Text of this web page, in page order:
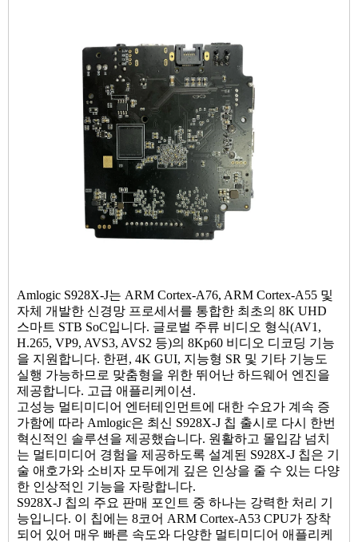
Amlogic S928X-J는 ARM Cortex-A76, ARM Cortex-A55 및
자체 개발한 신경망 프로세서를 통합한 최초의 8K UHD
스마트 STB SoC입니다. 글로벌 주류 비디오 형식(AV1,
H.265, VP9, ​​AVS3, AVS2 등)의 8Kp60 비디오 디코딩 기능
을 지원합니다. 한편, 4K GUI, 지능형 SR 및 기타 기능도
실행 가능하므로 맞춤형을 위한 뛰어난 하드웨어 엔진을
제공합니다. 고급 애플리케이션.
고성능 멀티미디어 엔터테인먼트에 대한 수요가 계속 증
가함에 따라 Amlogic은 최신 S928X-J 칩 출시로 다시 한번
혁신적인 솔루션을 제공했습니다. 원활하고 몰입감 넘치
는 멀티미디어 경험을 제공하도록 설계된 S928X-J 칩은 기
술 애호가와 소비자 모두에게 깊은 인상을 줄 수 있는 다양
한 인상적인 기능을 자랑합니다.
S928X-J 칩의 주요 판매 포인트 중 하나는 강력한 처리 기
능입니다. 이 칩에는 8코어 ARM Cortex-A53 CPU가 장착
되어 있어 매우 빠른 속도와 다양한 멀티미디어 애플리케